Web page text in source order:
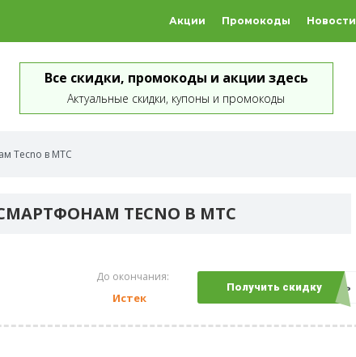
Акции Промокоды Новости
Все скидки, промокоды и акции здесь
Актуальные скидки, купоны и промокоды
Tecno в МТС
TECNO В МТС
До окончания:
Истек
Получить скидкуОткрыть